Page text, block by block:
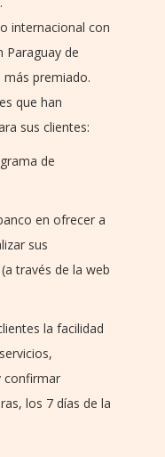
internacional con
Paraguay de
premiado.
que han
sus clientes:
de
en ofrecer a
sus
través de la web
la facilidad
confirmar
los 7 días de la